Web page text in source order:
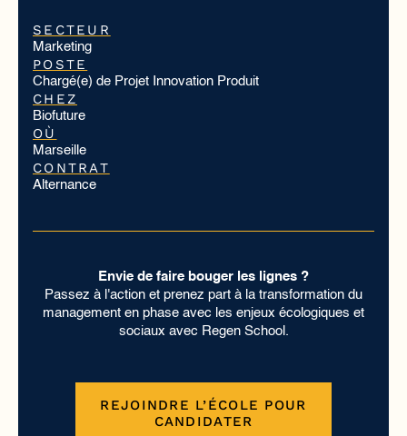
SECTEUR
Marketing
POSTE
Chargé(e) de Projet Innovation Produit
CHEZ
Biofuture
OÙ
Marseille
CONTRAT
Alternance
Envie de faire bouger les lignes ?
Passez à l'action et prenez part à la transformation du
management en phase avec les enjeux écologiques et
sociaux avec Regen School.
REJOINDRE L’ÉCOLE POUR
CANDIDATER